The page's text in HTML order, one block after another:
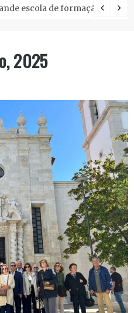
escola de formação.
2025